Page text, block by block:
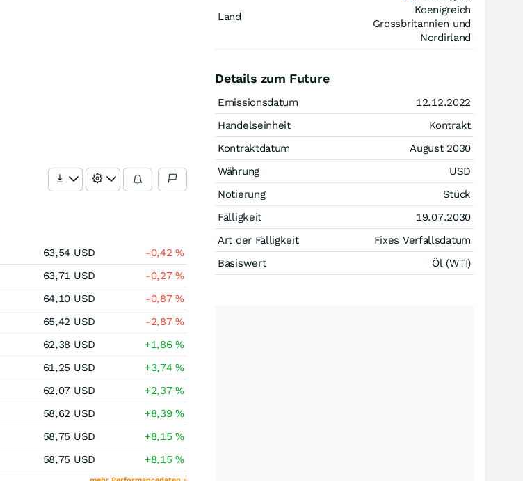
63,54 USD -0,42%
63,71 USD -0,27%
64,10 USD -0,87%
65,42 USD -2,87%
62,38 USD +1,86%
61,25 USD +3,74%
62,07 USD +2,37%
58,62 USD +8,39%
58,75 USD +8,15%
58,75 USD +8,15%
Land
Koenigreich
Grossbritannien und
Nordirland
Details zum Future
Emissionsdatum
12.12.2022
Handelseinheit
Kontrakt
Kontraktdatum
August 2030
Währung
USD
Notierung
Stück
Fälligkeit
19.07.2030
Art der Fälligkeit
Fixes Verfallsdatum
Basiswert
Öl (WTI)